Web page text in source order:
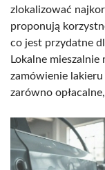
zlokalizować
proponują
co jest przydatne
Lokalne
zamówienie
zarówno